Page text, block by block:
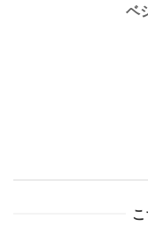
navigation
ベ